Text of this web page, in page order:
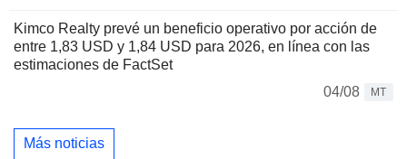
Kimco Realty prevé un beneficio operativo por acción de
entre 1,83 USD y 1,84 USD para 2026, en línea con las
estimaciones de FactSet
04/08
MT
Más noticias